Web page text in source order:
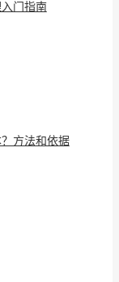
门指南
方法和依据